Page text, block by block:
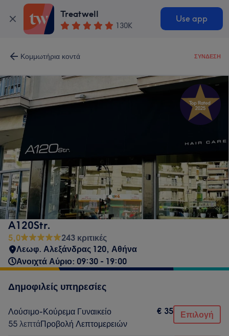
Treatwell
130K
Use app
Κομμωτήρια κοντά ΣΎΝΔΕΣΗ
A120Str.
5,0
243 κριτικές
Λεωφ. Αλεξάνδρας 120, Αθήνα
Ανοιχτά Αύριο: 09:30 - 19:00
Δημοφιλείς υπηρεσίες
Λούσιμο-Κούρεμα Γυναικείο
55 λεπτάΠροβολή Λεπτομερειών
€ 35 Επιλογή